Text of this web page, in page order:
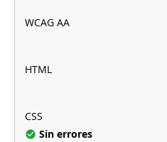
Sin errores